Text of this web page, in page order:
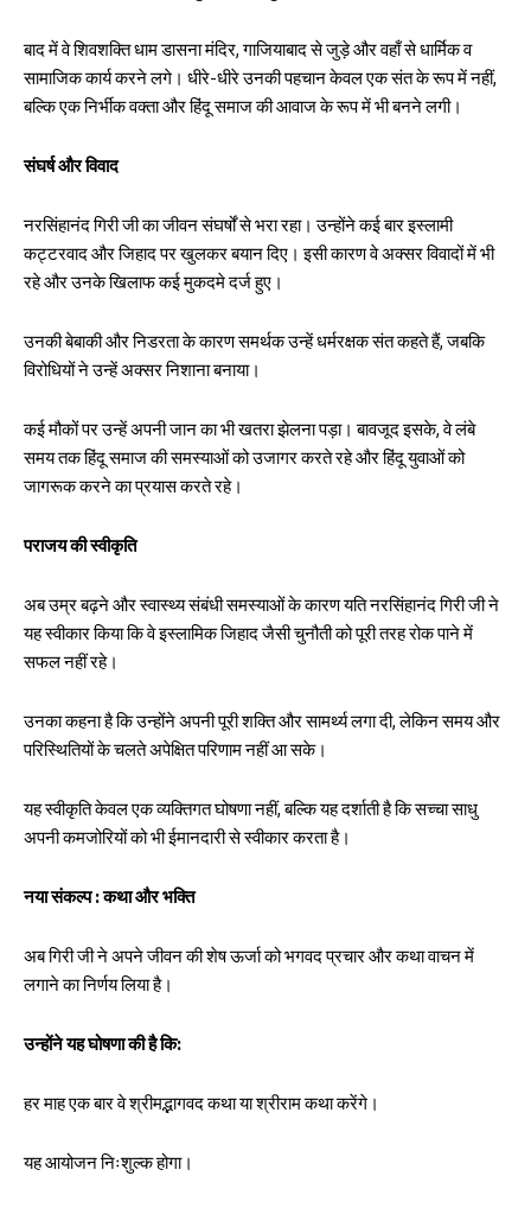
बाद में वे शिवशक्ति धाम डासना मंदिर, गाजियाबाद से जुड़े और वहाँ से धार्मिक व
सामाजिक कार्य करने लगे। धीरे-धीरे उनकी पहचान केवल एक संत के रूप में नहीं,
बल्कि एक निर्भीक वक्ता और हिंदू समाज की आवाज के रूप में भी बनने लगी।
संघर्ष और विवाद
नरसिंहानंद गिरी जी का जीवन संघर्षों से भरा रहा। उन्होंने कई बार इस्लामी
कट्टरवाद और जिहाद पर खुलकर बयान दिए। इसी कारण वे अक्सर विवादों में भी
रहे और उनके खिलाफ कई मुकदमे दर्ज हुए।
उनकी बेबाकी और निडरता के कारण समर्थक उन्हें धर्मरक्षक संत कहते हैं, जबकि
विरोधियों ने उन्हें अक्सर निशाना बनाया।
कई मौकों पर उन्हें अपनी जान का भी खतरा झेलना पड़ा। बावजूद इसके, वे लंबे
समय तक हिंदू समाज की समस्याओं को उजागर करते रहे और हिंदू युवाओं को
जागरूक करने का प्रयास करते रहे।
पराजय की स्वीकृति
अब उम्र बढ़ने और स्वास्थ्य संबंधी समस्याओं के कारण यति नरसिंहानंद गिरी जी ने
यह स्वीकार किया कि वे इस्लामिक जिहाद जैसी चुनौती को पूरी तरह रोक पाने में
सफल नहीं रहे।
उनका कहना है कि उन्होंने अपनी पूरी शक्ति और सामर्थ्य लगा दी, लेकिन समय और
परिस्थितियों के चलते अपेक्षित परिणाम नहीं आ सके।
यह स्वीकृति केवल एक व्यक्तिगत घोषणा नहीं, बल्कि यह दर्शाती है कि सच्चा साधु
अपनी कमजोरियों को भी ईमानदारी से स्वीकार करता है।
नया संकल्प : कथा और भक्ति
अब गिरी जी ने अपने जीवन की शेष ऊर्जा को भगवद प्रचार और कथा वाचन में
लगाने का निर्णय लिया है।
उन्होंने यह घोषणा की है कि:
हर माह एक बार वे श्रीमद्भागवद कथा या श्रीराम कथा करेंगे।
यह आयोजन निःशुल्क होगा।